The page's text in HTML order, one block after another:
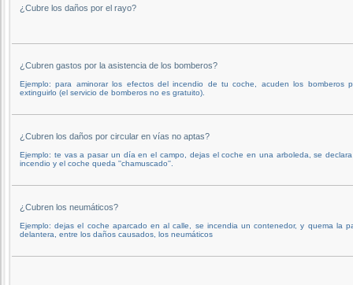
¿Cubre los daños por el rayo?
¿Cubren gastos por la asistencia de los bomberos?
Ejemplo: para aminorar los efectos del incendio de tu coche, acuden los bomberos
extinguirlo (el servicio de bomberos no es gratuito).
¿Cubren los daños por circular en vías no aptas?
Ejemplo: te vas a pasar un día en el campo, dejas el coche en una arboleda, se
incendio y el coche queda ''chamuscado''.
¿Cubren los neumáticos?
Ejemplo: dejas el coche aparcado en al calle, se incendia un contenedor, y quema la
delantera, entre los daños causados, los neumáticos